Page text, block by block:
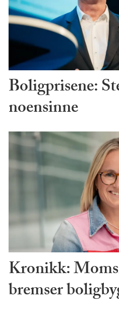
Boligprisene:
noensinne
Kronikk:
bremser